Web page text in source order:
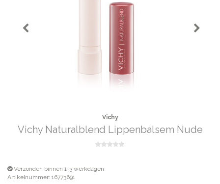
Vichy
Vichy Naturalblend Lippenbalsem Nude
Verzonden binnen 1-3 werkdagen
Artikelnummer: 16773691